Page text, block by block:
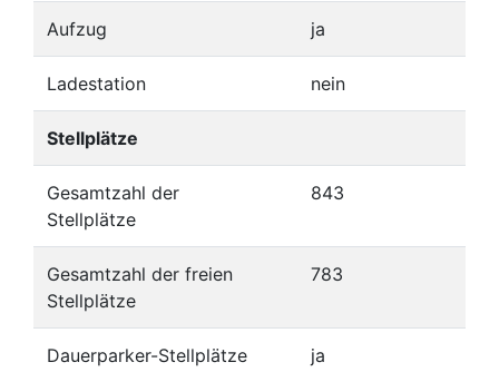
Aufzug ja
Ladestation nein
Stellplätze
Gesamtzahl der
Stellplätze
843
Gesamtzahl der freien
Stellplätze
783
Dauerparker-Stellplätze ja